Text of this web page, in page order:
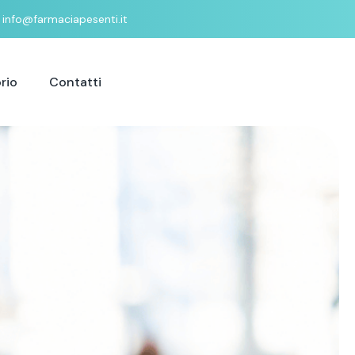
info@farmaciapesenti.it
Contatti